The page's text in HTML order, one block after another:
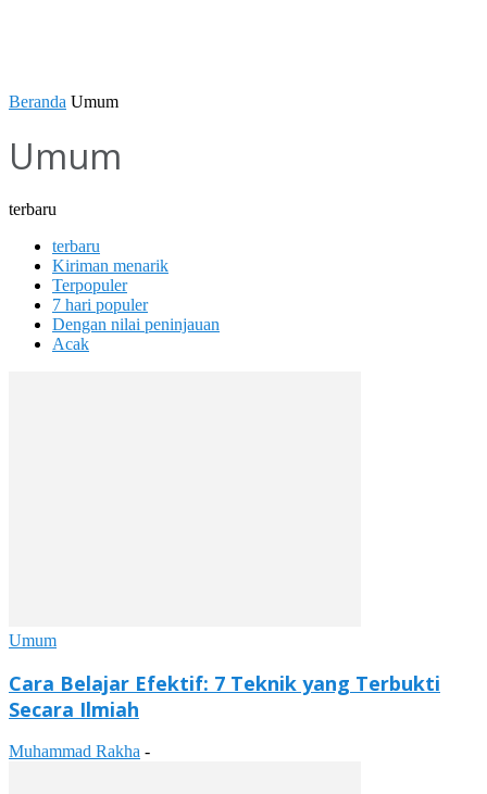
Beranda Umum
Umum
terbaru
terbaru
Kiriman menarik
Terpopuler
7 hari populer
Dengan nilai peninjauan
Acak
Umum
Cara Belajar Efektif: 7 Teknik yang Terbukti
Secara Ilmiah
Muhammad Rakha -